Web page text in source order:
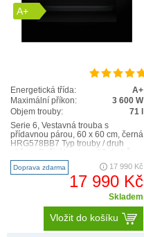
A+
Energetická třída:
A+
Maximální příkon:
3 600 W
Objem trouby:
71 l
Serie 6, Vestavná trouba s
přídavnou párou, 60 x 60 cm, černá
HRG578BB7 Typ trouby / druh
ohřevu: 3D horký vzdu..
Doprava zdarma 17 990 Kč
17 990 Kč
Skladem
Vložit do košíku